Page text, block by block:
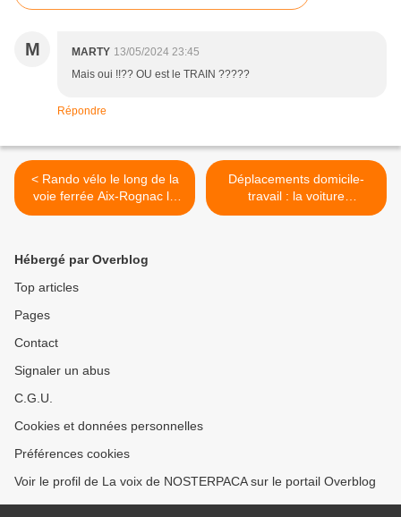
M MARTY 13/05/2024 23:45
Mais oui !!?? OU est le TRAIN ?????
Répondre
< Rando vélo le long de la
voie ferrée Aix-Rognac le
31 mai à 18h30
Déplacements domicile-
travail : la voiture
plébiscitée pour les trajets
Hébergé par Overblog
Top articles
Pages
Contact
Signaler un abus
C.G.U.
Cookies et données personnelles
Préférences cookies
Voir le profil de La voix de NOSTERPACA sur le portail Overblog